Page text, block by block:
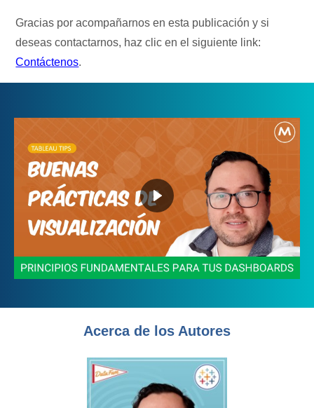
Gracias por acompañarnos en esta publicación y si
deseas contactarnos, haz clic en el siguiente link:
Contáctenos.
Acerca de los Autores